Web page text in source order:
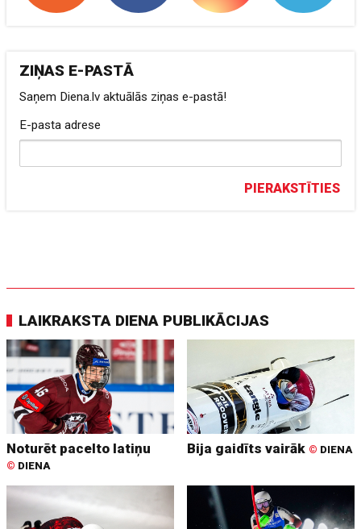
ZIŅAS E-PASTĀ
Saņem Diena.lv aktuālās ziņas e-pastā!
E-pasta adrese
PIERAKSTĪTIES
LAIKRAKSTA DIENA PUBLIKĀCIJAS
Noturēt pacelto latiņu
© DIENA
Bija gaidīts vairāk © DIENA